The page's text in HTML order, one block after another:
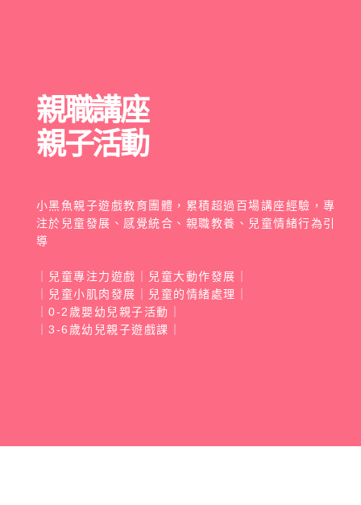
親職講座
親子活動
小黑魚親子遊戲教育團體，累積超過百場講座經驗，專
注於兒童發展、感覺統合、親職教養、兒童情緒行為引
導
｜兒童專注力遊戲｜兒童大動作發展｜
兒童小肌肉發展
｜兒童的情緒處理｜
｜0-2歲嬰幼兒親子活動｜
｜3-6歲幼兒親子遊戲課｜